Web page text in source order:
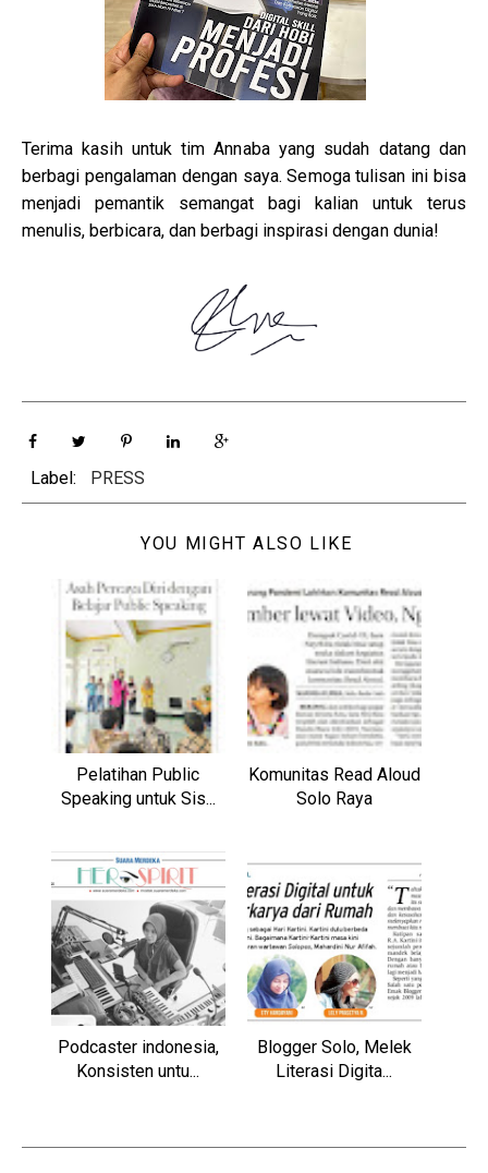
Terima kasih untuk tim Annaba yang sudah datang dan
berbagi pengalaman dengan saya. Semoga tulisan ini bisa
menjadi pemantik semangat bagi kalian untuk terus
menulis, berbicara, dan berbagi inspirasi dengan dunia!
Label: PRESS
YOU MIGHT ALSO LIKE
Pelatihan Public
Speaking untuk Sis...
Komunitas Read Aloud
Solo Raya
Podcaster indonesia,
Konsisten untu...
Blogger Solo, Melek
Literasi Digita...